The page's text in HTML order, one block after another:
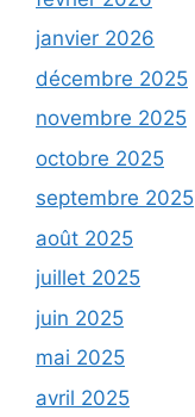
janvier 2026
décembre 2025
novembre 2025
octobre 2025
septembre 2025
août 2025
juillet 2025
juin 2025
mai 2025
avril 2025